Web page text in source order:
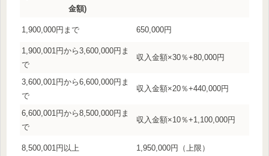
金額)
1,900,000円まで 650,000円
1,900,001円から3,600,000円ま
で
収入金額×30％+80,000円
3,600,001円から6,600,000円ま
で
収入金額×20％+440,000円
6,600,001円から8,500,000円ま
で
収入金額×10％+1,100,000円
8,500,001円以上 1,950,000円（上限）